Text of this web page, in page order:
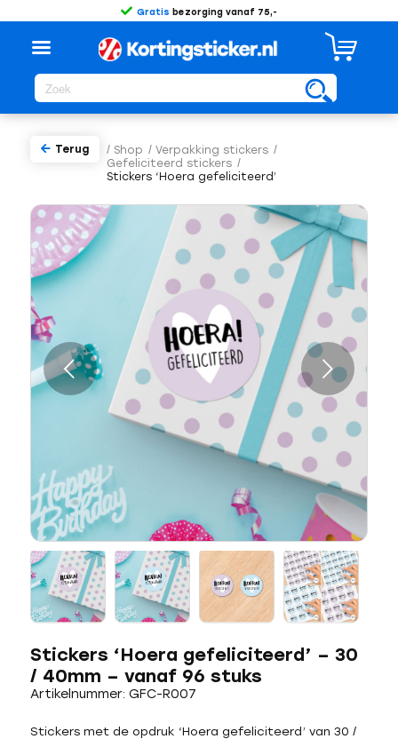
Gratis bezorging vanaf 75,-
/ Shop / Verpakking stickers /
Gefeliciteerd stickers /
Stickers ‘Hoera gefeliciteerd’
Terug
Volgende
Stickers ‘Hoera gefeliciteerd’ – 30
/ 40mm – vanaf 96 stuks
Artikelnummer: GFC-R007
Stickers met de opdruk ‘Hoera gefeliciteerd’ van 30 /